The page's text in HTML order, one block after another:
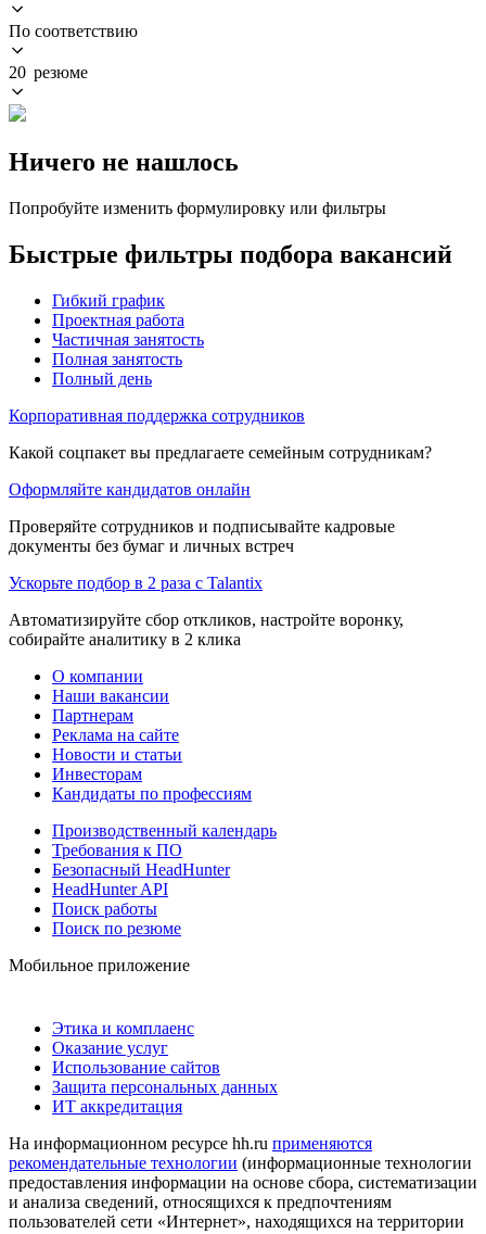
По соответствию
20 резюме
Ничего не нашлось
Попробуйте изменить формулировку или фильтры
Быстрые фильтры подбора вакансий
Гибкий график
Проектная работа
Частичная занятость
Полная занятость
Полный день
Корпоративная поддержка сотрудников
Какой соцпакет вы предлагаете семейным сотрудникам?
Оформляйте кандидатов онлайн
Проверяйте сотрудников и подписывайте кадровые
документы без бумаг и личных встреч
Ускорьте подбор в 2 раза с Talantix
Автоматизируйте сбор откликов, настройте воронку,
собирайте аналитику в 2 клика
О компании
Наши вакансии
Партнерам
Реклама на сайте
Новости и статьи
Инвесторам
Кандидаты по профессиям
Производственный календарь
Требования к ПО
Безопасный HeadHunter
HeadHunter API
Поиск работы
Поиск по резюме
Мобильное приложение
Этика и комплаенс
Оказание услуг
Использование сайтов
Защита персональных данных
ИТ аккредитация
На информационном ресурсе hh.ru применяются
рекомендательные технологии (информационные технологии
предоставления информации на основе сбора, систематизации
и анализа сведений, относящихся к предпочтениям
пользователей сети «Интернет», находящихся на территории